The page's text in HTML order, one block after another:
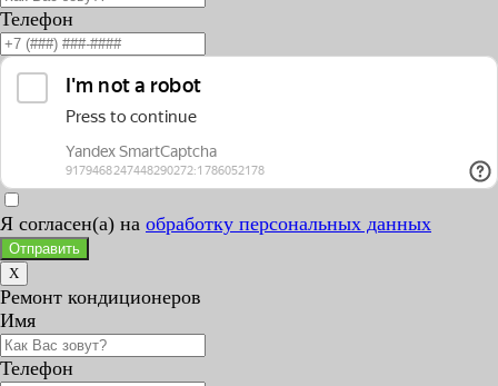
Телефон
Я согласен(а) на обработку персональных данных
Отправить
X
Ремонт кондиционеров
Имя
Телефон